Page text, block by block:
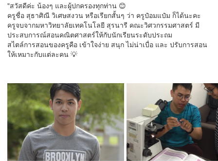
"สวัสดีค่ะ น้องๆ และผู้ปกครองทุกท่าน 😊
ครูชื่อ สุธาศิณี วิเศษสงวน หรือเรียกสั้นๆ ว่า ครูป๋อมแป๋ม ก็ได้นะคะ
ครูจบจากมหาวิทยาลัยเทคโนโลยี สุรนารี คณะวิศวกรรมศาสตร์ มี
ประสบการณ์สอนคณิตศาสตร์ให้กับนักเรียนระดับประถม
สไตล์การสอนของครูคือ เข้าใจง่าย สนุก ไม่น่าเบื่อ และ ปรับการสอน
ให้เหมาะกับแต่ละคน 💡